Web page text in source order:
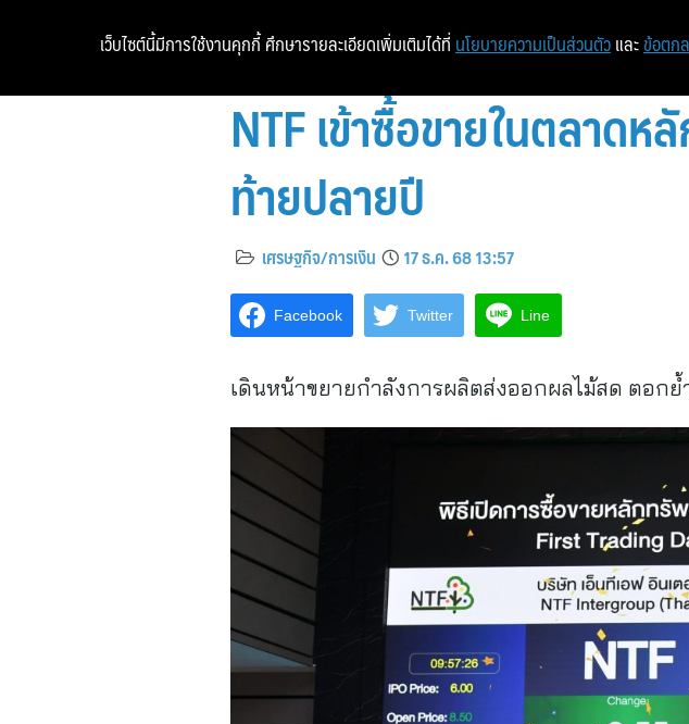
หน้าแรก
NTF เข้าซื้อขายในตลาดห
ท้ายปลายปี
เศรษฐกิจ/การเงิน 17 ธ.ค. 68 13:57
Facebook Twitter Line
เดินหน้าขยายกำลังการผลิตส่งออกผลไม้สด ตอกย้
เว็บไซต์นี้มีการใช้งานคุกกี้ ศึกษารายละเอียดเพิ่มเติมได้ที่ นโยบายความเป็นส่วนตัว และ ข้อตก